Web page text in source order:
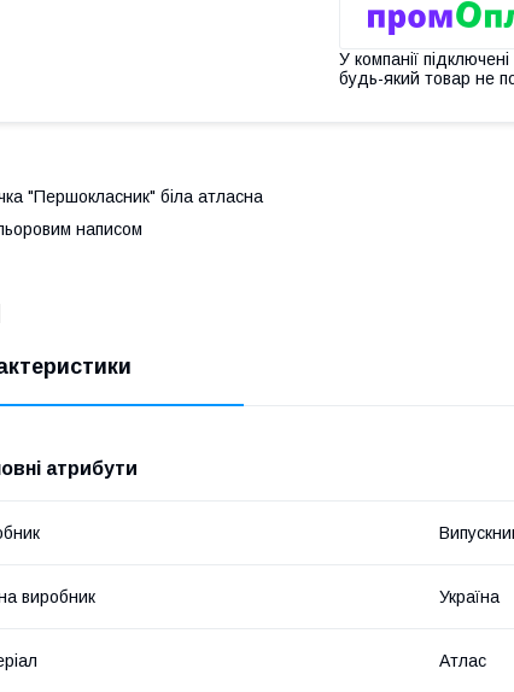
У компанії
будь-який товар не
"Першокласник" біла атласна
написом
атрибути
виробник Україна
Атлас